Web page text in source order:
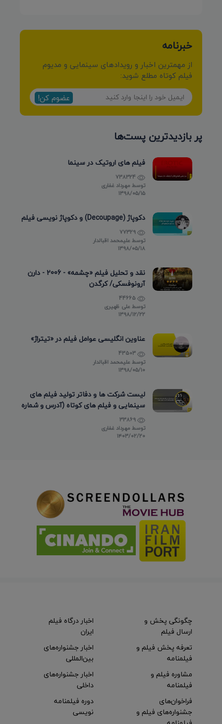
خبرنامه
از مهمترین اخبار و رویدادهای سینمایی و مدیوم
فیلم کوتاه مطلع شوید:
عضوم کن!
پر بازدیدترین پست‌ها
فیلم های اروتیک در سینما
توسط مهرداد غفاری
۱۳۹۸/۰۵/۱۵
دکوپاژ (Decoupage) و دکوپاژ نویسی فیلم
توسطعلیمحمد اقبالدار
۱۳۹۸/۰۵/۱۸
نقد و تحلیل فیلم «چشمه» - 2006 - دارن
آرونوفسکی/ کرگدن
توسطعلی ظهیری
۱۳۹۸/۱۲/۲۲
عناوین انگلیسی عوامل فیلم در «تیتراژ»
توسطعلیمحمد اقبالدار
۱۳۹۸/۰۵/۱۰
لیست شرکت ها و دفاتر تولید فیلم های
سینمایی و فیلم های کوتاه (آدرس و شماره
تماس)
توسط مهرداد غفاری
۱۴۰۳/۰۲/۲۰
چگونگی پخش و
ارسال فیلم
تعرفه پخش فیلم و
فیلمنامه
مشاوره فیلم و
فیلمنامه
اخبار درگاه فیلم
ایران
اخبار جشنواره‌های
بین‌المللی
اخبار جشنواره‌های
داخلی
فراخوان‌های
جشنواره‌های فیلم و
دوره فیلمنامه
نویسی